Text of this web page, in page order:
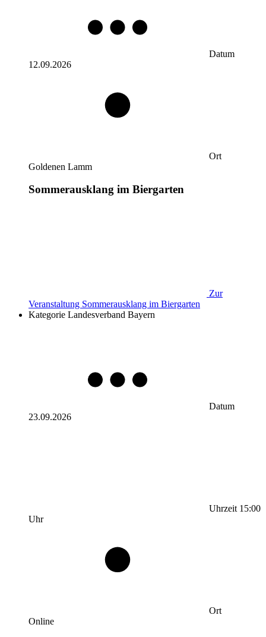
Datum
12.09.2026
Ort
Goldenen Lamm
Sommerausklang im Biergarten
Zur
Veranstaltung Sommerausklang im Biergarten
Kategorie Landesverband Bayern
Datum
23.09.2026
Uhrzeit 15:00
Uhr
Ort
Online